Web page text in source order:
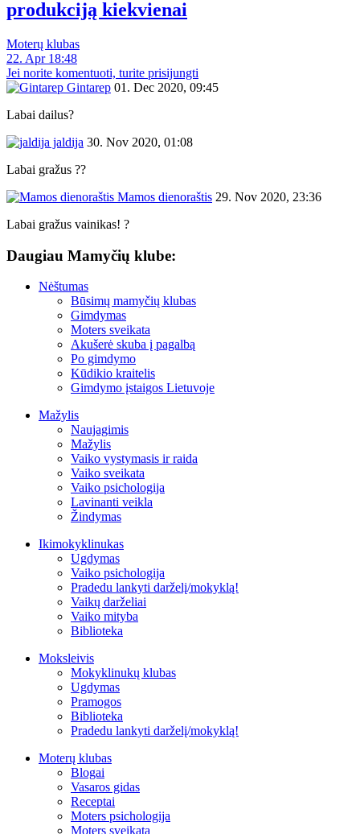
produkciją kiekvienai
Moterų klubas
22. Apr 18:48
Jei norite komentuoti, turite prisijungti
Gintarep 01. Dec 2020, 09:45
Labai dailus?
jaldija 30. Nov 2020, 01:08
Labai gražus ??
Mamos dienoraštis 29. Nov 2020, 23:36
Labai gražus vainikas! ?
Daugiau Mamyčių klube:
Nėštumas
Būsimų mamyčių klubas
Gimdymas
Moters sveikata
Akušerė skuba į pagalbą
Po gimdymo
Kūdikio kraitelis
Gimdymo įstaigos Lietuvoje
Mažylis
Naujagimis
Mažylis
Vaiko vystymasis ir raida
Vaiko sveikata
Vaiko psichologija
Lavinanti veikla
Žindymas
Ikimokyklinukas
Ugdymas
Vaiko psichologija
Pradedu lankyti darželį/mokyklą!
Vaikų darželiai
Vaiko mityba
Biblioteka
Moksleivis
Mokyklinukų klubas
Ugdymas
Pramogos
Biblioteka
Pradedu lankyti darželį/mokyklą!
Moterų klubas
Blogai
Vasaros gidas
Receptai
Moters psichologija
Moters sveikata